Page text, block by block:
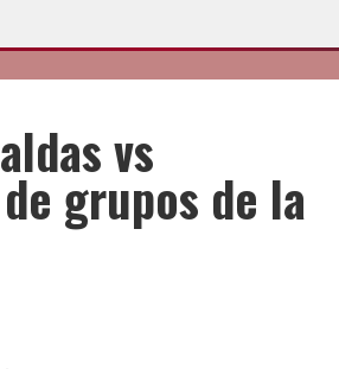
vs
grupos de la